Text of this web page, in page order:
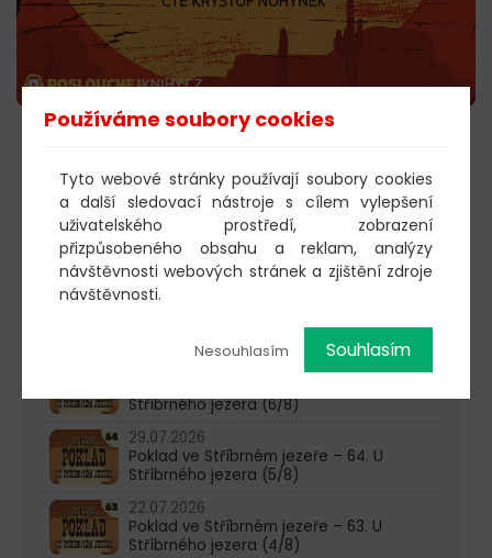
603 805 271
pondělí-čtvrtek: 10:00-16:00
Stříbrného jezera (6/8)
29.07.2026
Poklad ve Stříbrném jezeře – 64. U
Stříbrného jezera (5/8)
22.07.2026
Poklad ve Stříbrném jezeře – 63. U
Stříbrného jezera (4/8)
Používáme soubory cookies
Tyto webové stránky používají soubory cookies
a další sledovací nástroje s cílem vylepšení
uživatelského prostředí, zobrazení
přizpůsobeného obsahu a reklam, analýzy
návštěvnosti webových stránek a zjištění zdroje
návštěvnosti.
Nesouhlasím Souhlasím